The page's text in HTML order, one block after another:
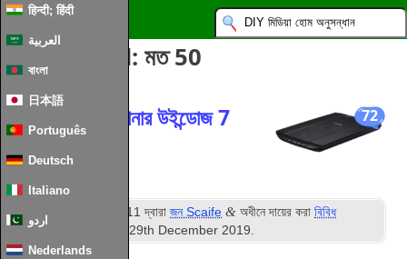
हिन्दी; हिंदी
العربية
বাংলা
日本語
Português
Deutsch
Italiano
اردو
Nederlands
পোস্ট Tagged: মত 50
72
আপনার পুরানো স্ক্যানার উইন্ডোজ 7
x64 কাজ করুন
প্রকাশিত অক্টোবর 2011 দ্বারাজন Scaife & অধীনে দায়ের করাবিবিধ
হার্ডওয়্যার
. সর্বশেষ সংষ্করণ29th December 2019.